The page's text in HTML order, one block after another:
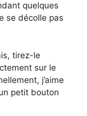
quelques
se décolle pas
tirez-le
sur le
j’aime
petit bouton